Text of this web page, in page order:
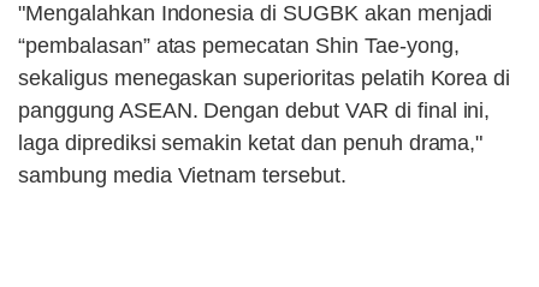
"Mengalahkan Indonesia di SUGBK akan menjadi
“pembalasan” atas pemecatan Shin Tae-yong,
sekaligus menegaskan superioritas pelatih Korea di
panggung ASEAN. Dengan debut VAR di final ini,
laga diprediksi semakin ketat dan penuh drama,"
sambung media Vietnam tersebut.